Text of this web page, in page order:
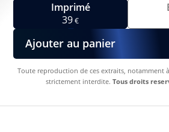
Imprimé
39€
Ajouter au panier
Toute reproduction de ces extraits, notamment
strictement interdite. Tous droits